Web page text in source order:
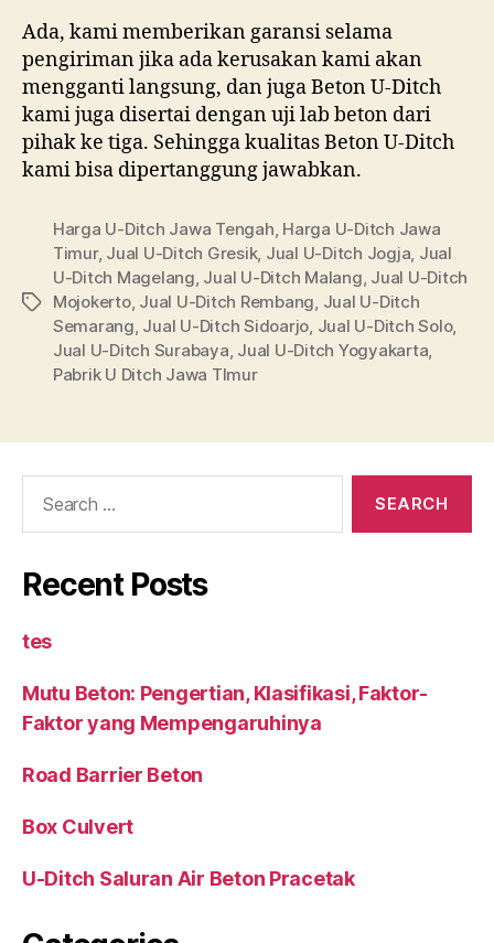
Ada, kami memberikan garansi selama
pengiriman jika ada kerusakan kami akan
mengganti langsung, dan juga Beton U-Ditch
kami juga disertai dengan uji lab beton dari
pihak ke tiga. Sehingga kualitas Beton U-Ditch
kami bisa dipertanggung jawabkan.
Tags
Harga U-Ditch Jawa Tengah, Harga U-Ditch Jawa
Timur, Jual U-Ditch Gresik, Jual U-Ditch Jogja, Jual
U-Ditch Magelang, Jual U-Ditch Malang, Jual U-Ditch
Mojokerto, Jual U-Ditch Rembang, Jual U-Ditch
Semarang, Jual U-Ditch Sidoarjo, Jual U-Ditch Solo,
Jual U-Ditch Surabaya, Jual U-Ditch Yogyakarta,
Pabrik U Ditch Jawa TImur
Recent Posts
tes
Mutu Beton: Pengertian, Klasifikasi, Faktor-
Faktor yang Mempengaruhinya
Road Barrier Beton
Box Culvert
U-Ditch Saluran Air Beton Pracetak